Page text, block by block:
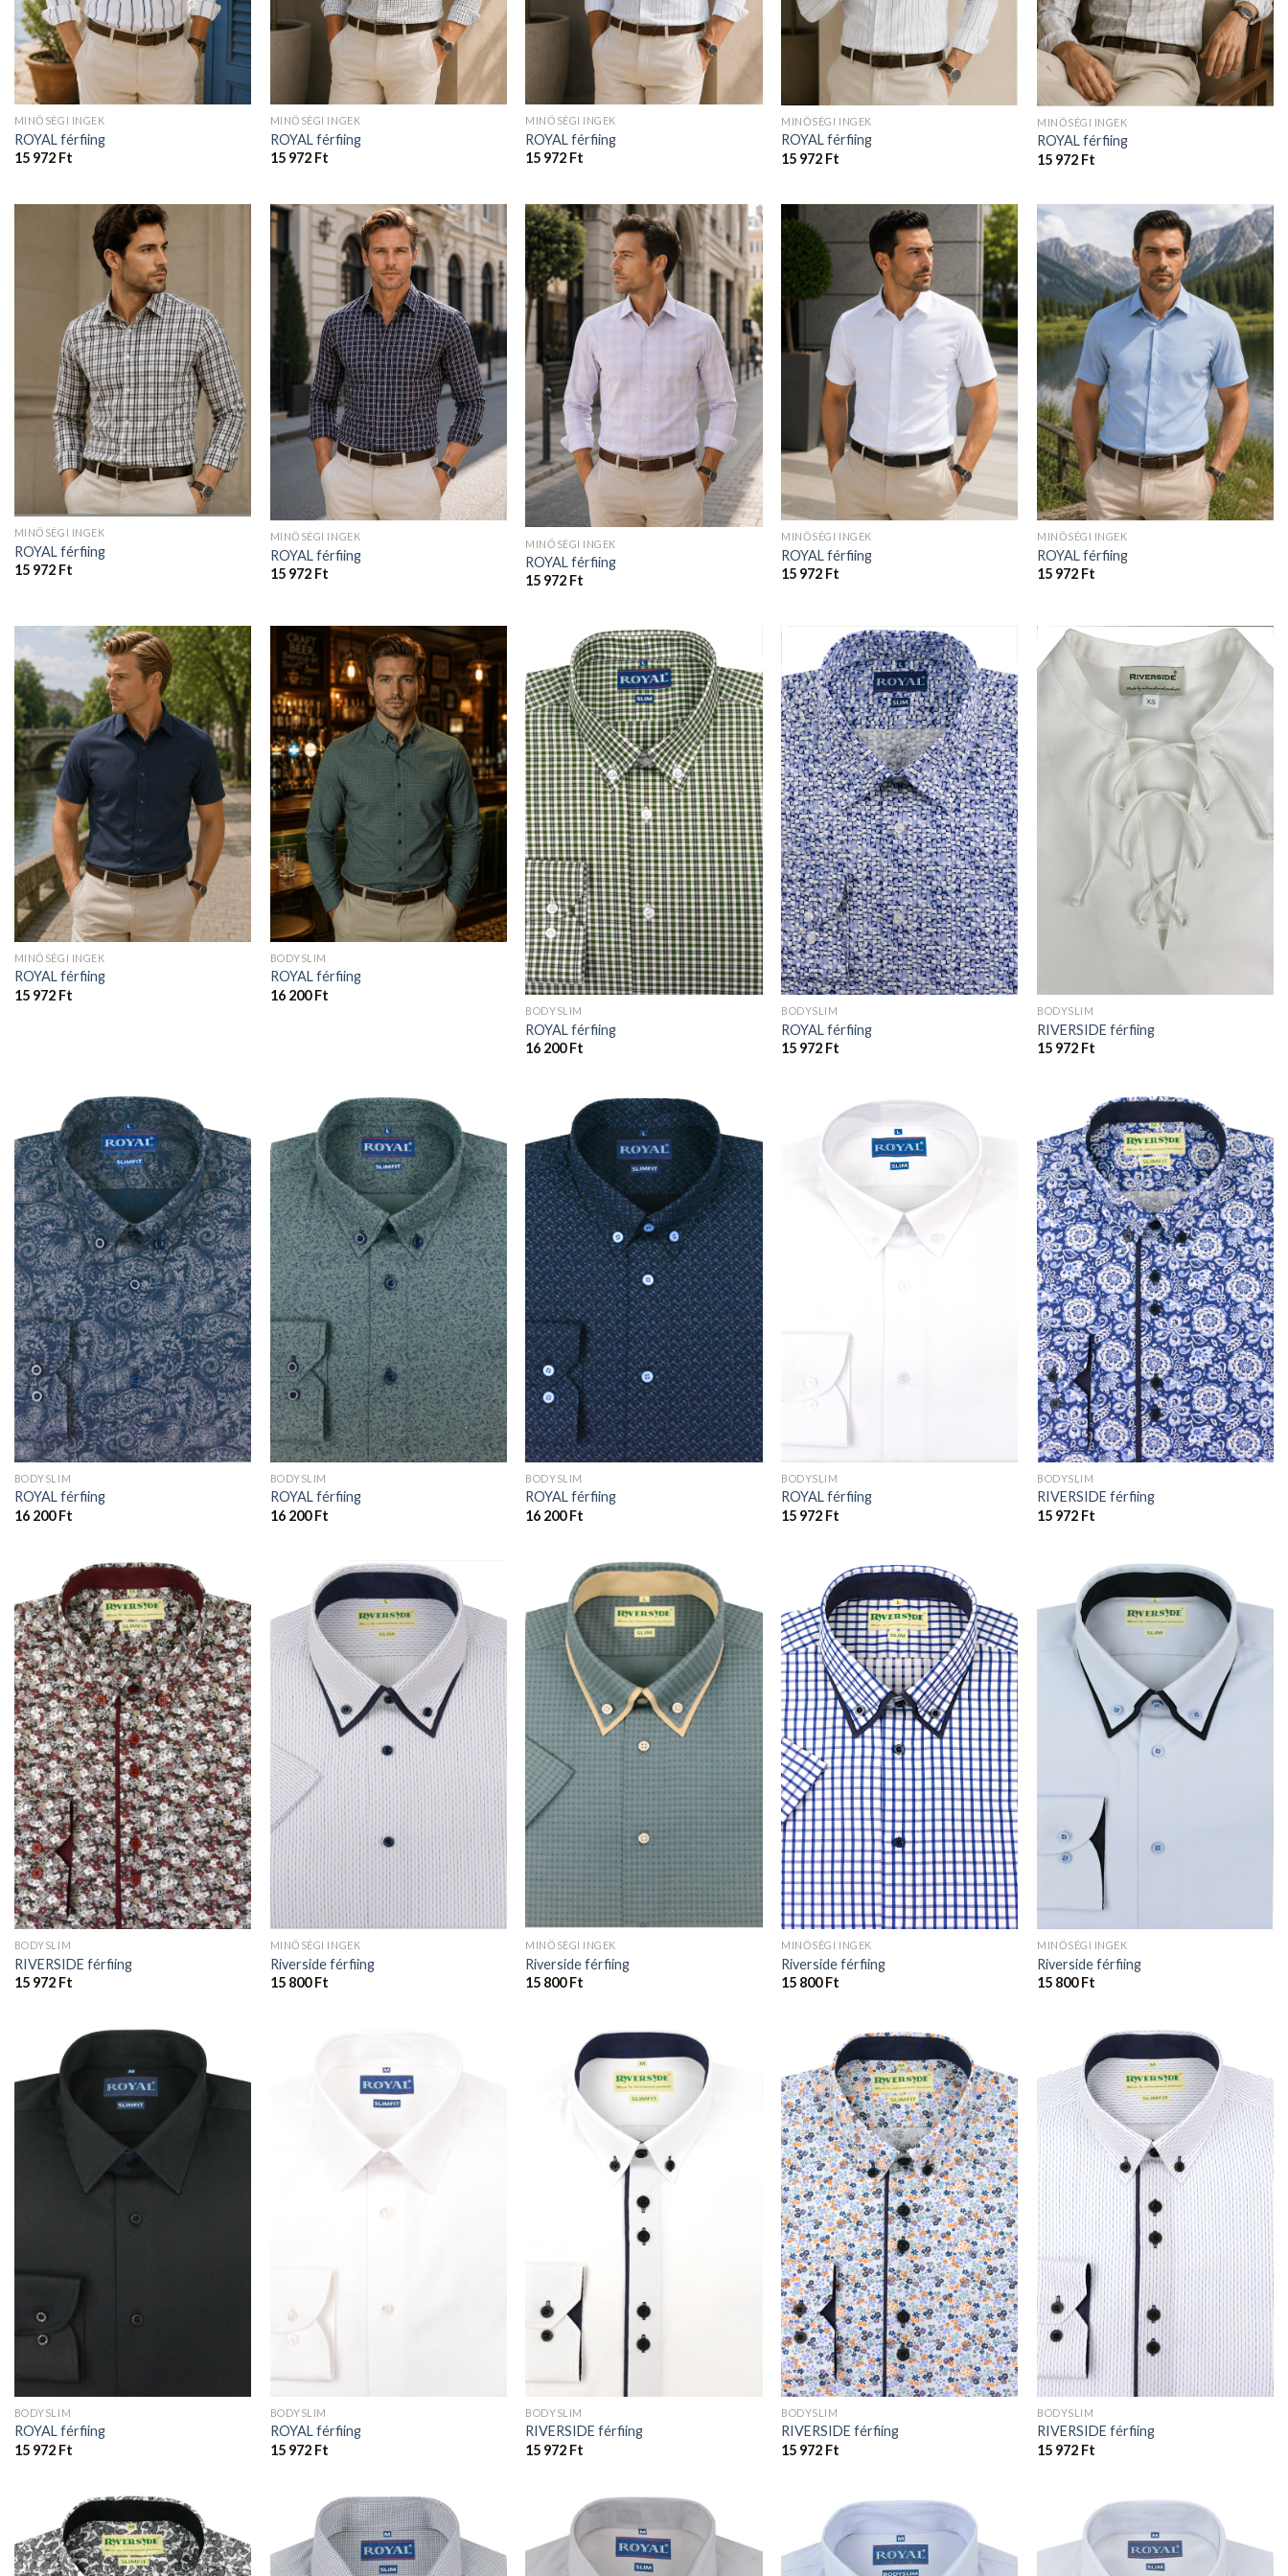
MINŐSÉGI INGEK
ROYAL férfiing
15 972 Ft
MINŐSÉGI INGEK
ROYAL férfiing
15 972 Ft
MINŐSÉGI INGEK
ROYAL férfiing
15 972 Ft
MINŐSÉGI INGEK
ROYAL férfiing
15 972 Ft
MINŐSÉGI INGEK
ROYAL férfiing
15 972 Ft
MINŐSÉGI INGEK
ROYAL férfiing
15 972 Ft
MINŐSÉGI INGEK
ROYAL férfiing
15 972 Ft
MINŐSÉGI INGEK
ROYAL férfiing
15 972 Ft
MINŐSÉGI INGEK
ROYAL férfiing
15 972 Ft
MINŐSÉGI INGEK
ROYAL férfiing
15 972 Ft
MINŐSÉGI INGEK
ROYAL férfiing
15 972 Ft
BODYSLIM
ROYAL férfiing
16 200Ft
BODYSLIM
ROYAL férfiing
16 200Ft
BODYSLIM
ROYAL férfiing
15 972 Ft
BODYSLIM
RIVERSIDE férfiing
15 972 Ft
BODYSLIM
ROYAL férfiing
16 200Ft
BODYSLIM
ROYAL férfiing
16 200Ft
BODYSLIM
ROYAL férfiing
16 200Ft
BODYSLIM
ROYAL férfiing
15 972 Ft
BODYSLIM
RIVERSIDE férfiing
15 972 Ft
BODYSLIM
RIVERSIDE férfiing
15 972 Ft
MINŐSÉGI INGEK
Riverside férfiing
15 800Ft
MINŐSÉGI INGEK
Riverside férfiing
15 800Ft
MINŐSÉGI INGEK
Riverside férfiing
15 800Ft
MINŐSÉGI INGEK
Riverside férfiing
15 800Ft
BODYSLIM
ROYAL férfiing
15 972 Ft
BODYSLIM
ROYAL férfiing
15 972 Ft
BODYSLIM
RIVERSIDE férfiing
15 972 Ft
BODYSLIM
RIVERSIDE férfiing
15 972 Ft
BODYSLIM
RIVERSIDE férfiing
15 972 Ft